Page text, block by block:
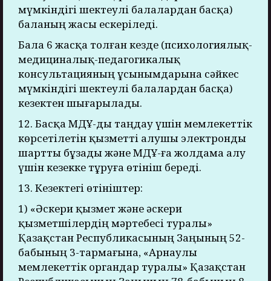
мүмкіндігі шектеулі балалардан басқа)
баланың жасы ескеріледі.
Бала 6 жасқа толған кезде (психологиялық-
медициналық-педагогикалық
консультацияның ұсынымдарына сәйкес
мүмкіндігі шектеулі балалардан басқа)
кезектен шығарылады.
12. Басқа МДҰ-ды таңдау үшін мемлекеттік
көрсетілетін қызметті алушы электронды
шартты бұзады және МДҰ-ға жолдама алу
үшін кезекке тұруға өтініш береді.
13. Кезектегі өтініштер:
1) «Әскери қызмет және әскери
қызметшілердің мәртебесі туралы»
Қазақстан Республикасының Заңының 52-
бабының 3-тармағына, «Арнаулы
мемлекеттік органдар туралы» Қазақстан